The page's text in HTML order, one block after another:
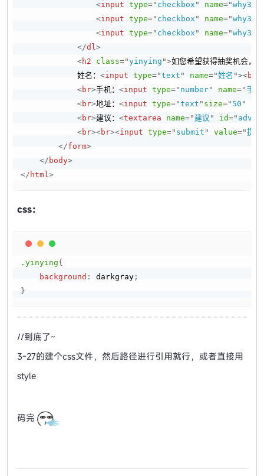
<input type=" checkbox " name="why3
<input type=" checkbox" name="why3
<input type=" checkbox " name="why3
</dl>
<h2 class="yinying ">如您希望获得抽奖机会，
            姓名：
<input type="text " name="姓名 "><br
<br>手机： <input type=" number" name="手机
<br>地址： <input type="text " size=" 50 "
<br>建议： <textarea name="建议 " id=" adv
<br><br><input type=" submit " value="提交
</form>
</ body>
</ html>
css：
.yinying{
background : darkgray ;
}
//到底了~
3-27的建个css文件，然后路径进行引用就行，或者直接用
style
码完